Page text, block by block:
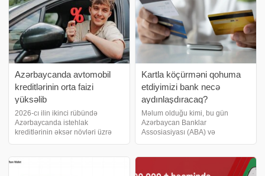
Azərbaycanda avtomobil
kreditlərinin orta faizi
yüksəlib
2026-cı ilin ikinci rübündə
Azərbaycanda istehlak
kreditlərinin əksər növləri üzrə
bahalaşıb. Azərbaycan Mərkəzi
Kartla köçürməni qohuma
etdiyimizi bank necə
aydınlaşdıracaq?
Məlum olduğu kimi, bu gün
Azərbaycan Banklar
Assosiasiyası (ABA) və
bank kartları ilə kartdan-karta